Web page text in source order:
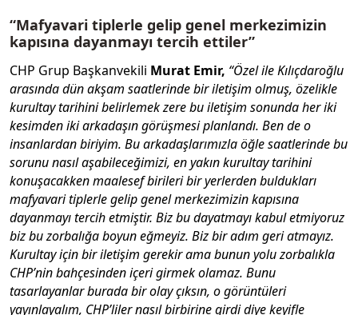
“Mafyavari tiplerle gelip genel merkezimizin
kapısına dayanmayı tercih ettiler”
CHP Grup Başkanvekili Murat Emir, “Özel ile Kılıçdaroğlu
arasında dün akşam saatlerinde bir iletişim olmuş, özelikle
kurultay tarihini belirlemek zere bu iletişim sonunda her iki
kesimden iki arkadaşın görüşmesi planlandı. Ben de o
insanlardan biriyim. Bu arkadaşlarımızla öğle saatlerinde bu
sorunu nasıl aşabileceğimizi, en yakın kurultay tarihini
konuşacakken maalesef birileri bir yerlerden buldukları
mafyavari tiplerle gelip genel merkezimizin kapısına
dayanmayı tercih etmiştir. Biz bu dayatmayı kabul etmiyoruz
biz bu zorbalığa boyun eğmeyiz. Biz bir adım geri atmayız.
Kurultay için bir iletişim gerekir ama bunun yolu zorbalıkla
CHP’nin bahçesinden içeri girmek olamaz. Bunu
tasarlayanlar burada bir olay çıksın, o görüntüleri
yayınlayalım, CHP’liler nasıl birbirine girdi diye keyifle